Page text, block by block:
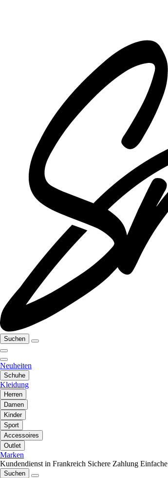
Suchen
Neuheiten
Schuhe
Kleidung
Herren
Damen
Kinder
Sport
Accessoires
Outlet
Marken
Kundendienst in Frankreich Sichere Zahlung
Suchen